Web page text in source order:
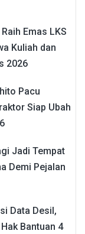
Emas LKS
Kuliah dan
2026
Pacu
Siap Ubah
Jadi Tempat
Demi Pejalan
Data Desil,
Bantuan 4